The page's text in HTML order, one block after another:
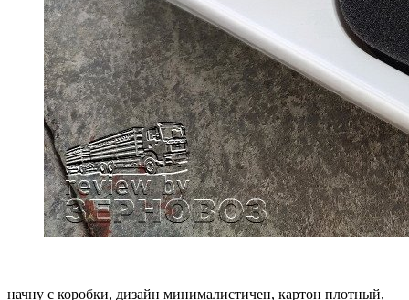
начну с коробки, дизайн минималистичен, картон плотный,